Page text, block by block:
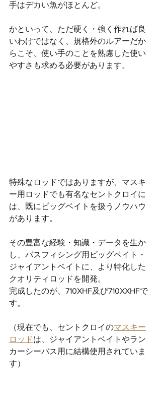
手はデカい魚がほとんど。
かといって、ただ硬く・強く作れば良
いわけではなく、規格外のルアーだか
らこそ、使い手のことを熟慮した使い
やすさも求める必要があります。
特殊なロッドではありますが、マスキ
ー用ロッドでも有名なセントクロイに
は、既にビッグベイトを扱うノウハウ
があります。
その豊富な経験・知識・データを生か
し、バスフィシング用ビッグベイト・
ジャイアントベイトに、より特化した
クオリティロッドを開発。
完成したのが、710XHF及び710XXHFで
す。
（現在でも、セントクロイのマスキー
ロッドは、ジャイアントベイトやラン
カーシーバス用に結構使用されていま
す）